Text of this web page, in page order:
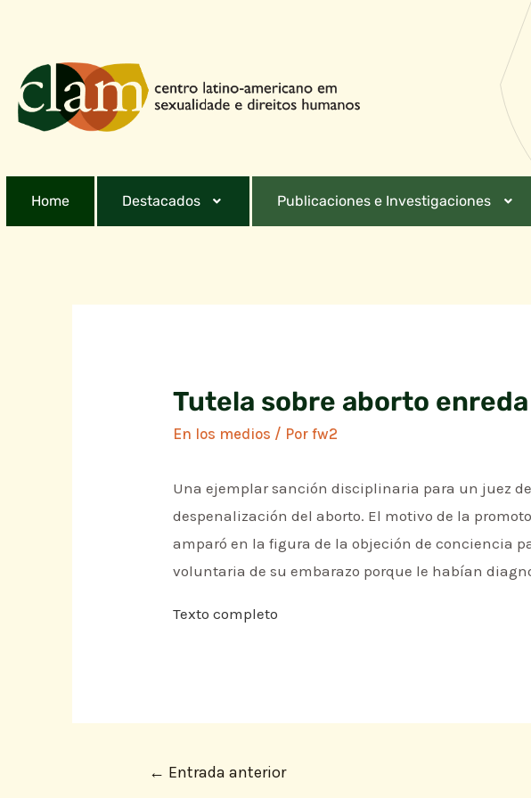
Home Destacados Publicaciones e Investigaciones
Tutela sobre aborto
En los medios / Porfw2
Una ejemplar sanción disciplinaria para un juez
despenalización del aborto. El motivo de la
amparó en la figura de la objeción de conciencia
voluntaria de su embarazo porque le habían
Texto completo
← Entrada anterior